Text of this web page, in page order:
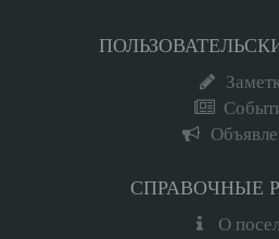
СПРАВОЧНЫЕ
О